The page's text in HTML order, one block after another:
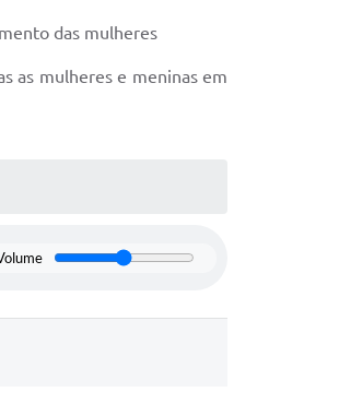
das mulheres
as mulheres e meninas em